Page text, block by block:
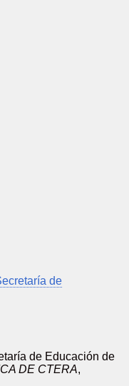
de
de Educación de
DE CTERA,